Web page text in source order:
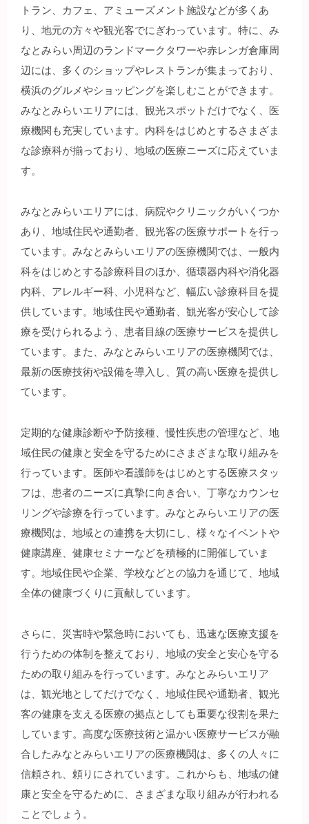
トラン、カフェ、アミューズメント施設などが多くあ
り、地元の方々や観光客でにぎわっています。特に、み
なとみらい周辺のランドマークタワーや赤レンガ倉庫周
辺には、多くのショップやレストランが集まっており、
横浜のグルメやショッピングを楽しむことができます。
みなとみらいエリアには、観光スポットだけでなく、医
療機関も充実しています。内科をはじめとするさまざま
な診療科が揃っており、地域の医療ニーズに応えていま
す。
みなとみらいエリアには、病院やクリニックがいくつか
あり、地域住民や通勤者、観光客の医療サポートを行っ
ています。みなとみらいエリアの医療機関では、一般内
科をはじめとする診療科目のほか、循環器内科や消化器
内科、アレルギー科、小児科など、幅広い診療科目を提
供しています。地域住民や通勤者、観光客が安心して診
療を受けられるよう、患者目線の医療サービスを提供し
ています。また、みなとみらいエリアの医療機関では、
最新の医療技術や設備を導入し、質の高い医療を提供し
ています。
定期的な健康診断や予防接種、慢性疾患の管理など、地
域住民の健康と安全を守るためにさまざまな取り組みを
行っています。医師や看護師をはじめとする医療スタッ
フは、患者のニーズに真摯に向き合い、丁寧なカウンセ
リングや診療を行っています。みなとみらいエリアの医
療機関は、地域との連携を大切にし、様々なイベントや
健康講座、健康セミナーなどを積極的に開催していま
す。地域住民や企業、学校などとの協力を通じて、地域
全体の健康づくりに貢献しています。
さらに、災害時や緊急時においても、迅速な医療支援を
行うための体制を整えており、地域の安全と安心を守る
ための取り組みを行っています。みなとみらいエリア
は、観光地としてだけでなく、地域住民や通勤者、観光
客の健康を支える医療の拠点としても重要な役割を果た
しています。高度な医療技術と温かい医療サービスが融
合したみなとみらいエリアの医療機関は、多くの人々に
信頼され、頼りにされています。これからも、地域の健
康と安全を守るために、さまざまな取り組みが行われる
ことでしょう。